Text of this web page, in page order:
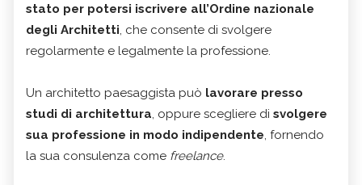
stato per potersi iscrivere all’Ordine nazionale
degli Architetti, che consente di svolgere
regolarmente e legalmente la professione.
Un architetto paesaggista può lavorare presso
studi di architettura, oppure scegliere di svolgere
sua professione in modo indipendente, fornendo
la sua consulenza come freelance.